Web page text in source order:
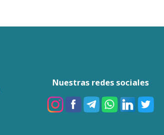
Nuestras redes sociales